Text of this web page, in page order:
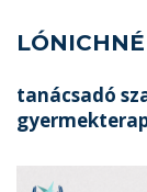
tanácsadó